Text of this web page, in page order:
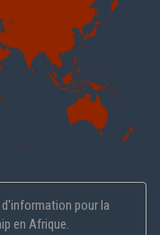
d'information pour la
en Afrique.